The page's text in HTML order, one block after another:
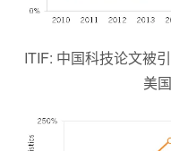
ITIF: 中国科技论文被
美